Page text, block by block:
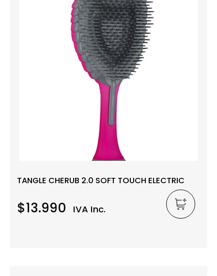
TANGLE CHERUB 2.0 SOFT TOUCH ELECTRIC
$13.990 IVA Inc.